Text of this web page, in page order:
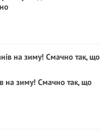
на зиму! Смачно так, що